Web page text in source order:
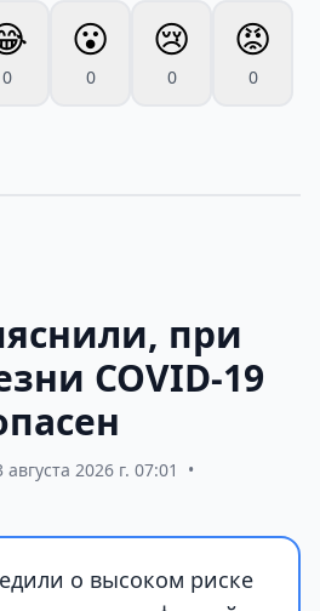
0
😮
0
😢
0
😡
0
при
COVID-19
августа 2026 г. 07:01
•
о высоком риске